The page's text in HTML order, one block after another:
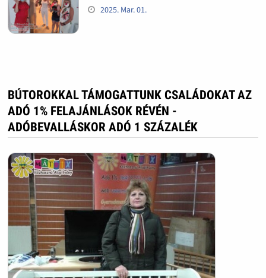
2025. Mar. 01.
BÚTOROKKAL TÁMOGATTUNK CSALÁDOKAT AZ
ADÓ 1% FELAJÁNLÁSOK RÉVÉN -
ADÓBEVALLÁSKOR ADÓ 1 SZÁZALÉK